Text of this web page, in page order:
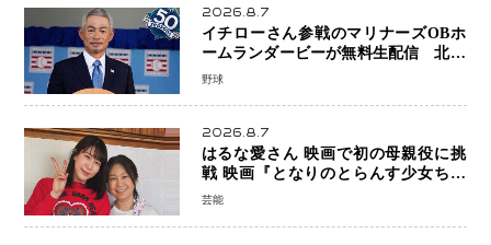
2026.8.7
イチローさん参戦のマリナーズOBホ
ームランダービーが無料生配信 北米
ならではの“魅せる興行”に世界が注目
野球
2026.8.7
はるな愛さん 映画で初の母親役に挑
戦 映画『となりのとらんす少女ちゃ
ん』11月7日公開 未来の自分との対話
芸能